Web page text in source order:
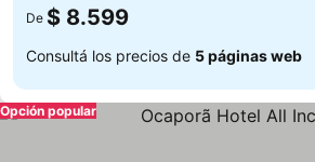
De $ 8.599
Consultá los precios de 5 páginas web
Opción popular